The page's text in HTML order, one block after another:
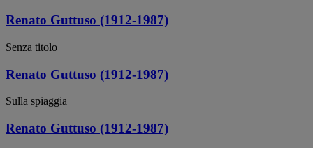
Renato Guttuso (1912-1987)
Senza titolo
Renato Guttuso (1912-1987)
Sulla spiaggia
Renato Guttuso (1912-1987)